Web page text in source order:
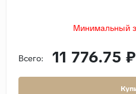
Минимальный
Всего: 11 776.75 ₽